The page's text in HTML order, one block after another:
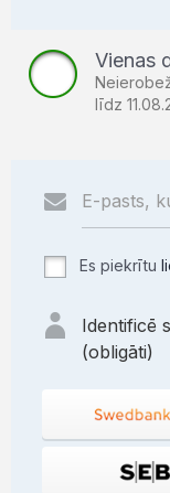
Vienas
līdz
Es piekrītu
Identificē
(obligāti)